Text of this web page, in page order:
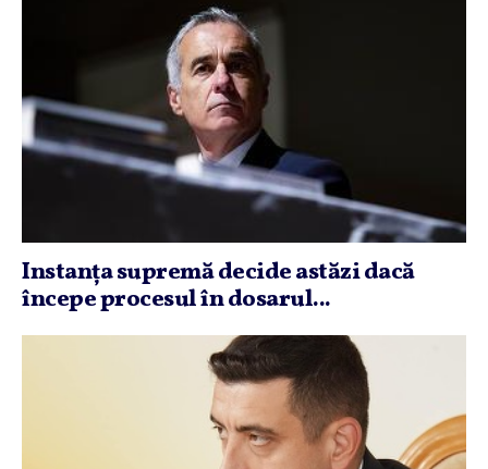
Instanţa supremă decide astăzi dacă
începe procesul în dosarul...